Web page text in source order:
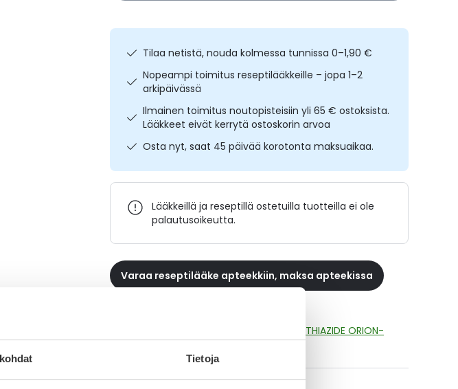
Tietoja
Tilaa netistä, nouda kolmessa tunnissa 0–1,90 €
Nopeampi toimitus reseptilääkkeille – jopa 1–2
arkipäivässä
Ilmainen toimitus noutopisteisiin yli 65 € ostoksista.
Lääkkeet eivät kerrytä ostoskorin arvoa
Osta nyt, saat 45 päivää korotonta maksuaikaa.
Lääkkeillä ja reseptillä ostetuilla tuotteilla ei ole
palautusoikeutta.
Varaa reseptilääke apteekkiin, maksa apteekissa
Katso kaikki TELMISARTAN/HYDROCHLOROTHIAZIDE ORION-
tuotteet